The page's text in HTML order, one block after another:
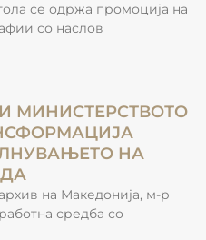
се одржа промоција на
со наслов
МИНИСТЕРСТВОТО
НА
на Македонија, м-р
средба со